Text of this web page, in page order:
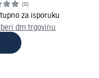
(0)
za isporuku
dm trgovinu